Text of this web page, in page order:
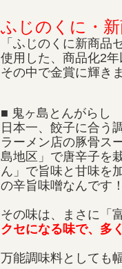
ふじのくに・
「ふじのくに新商品
使用した、商品化2
その中で金賞に輝き
■ 鬼ヶ島とんがらし
日本一、餃子に合う
ラーメン店の豚骨ス
島地区」で唐辛子を
ん」で旨味と甘味を
の辛旨味噌なんです！
その味は、まさに「
クセになる味で、多
万能調味料としても